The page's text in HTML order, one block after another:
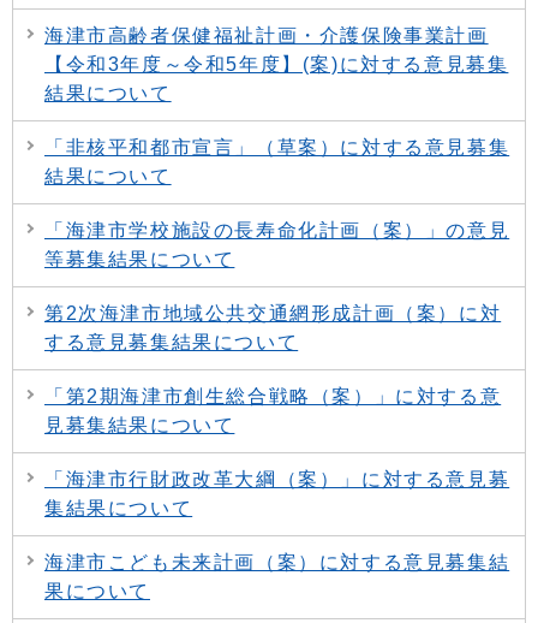
海津市高齢者保健福祉計画・介護保険事業計画
【令和3年度～令和5年度】(案)に対する意見募集
結果について
「非核平和都市宣言」（草案）に対する意見募集
結果について
「海津市学校施設の長寿命化計画（案）」の意見
等募集結果について
第2次海津市地域公共交通網形成計画（案）に対
する意見募集結果について
「第2期海津市創生総合戦略（案）」に対する意
見募集結果について
「海津市行財政改革大綱（案）」に対する意見募
集結果について
海津市こども未来計画（案）に対する意見募集結
果について